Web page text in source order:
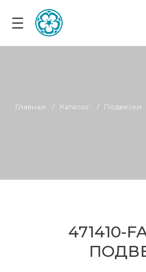
Главная Каталог Подвески
471410-